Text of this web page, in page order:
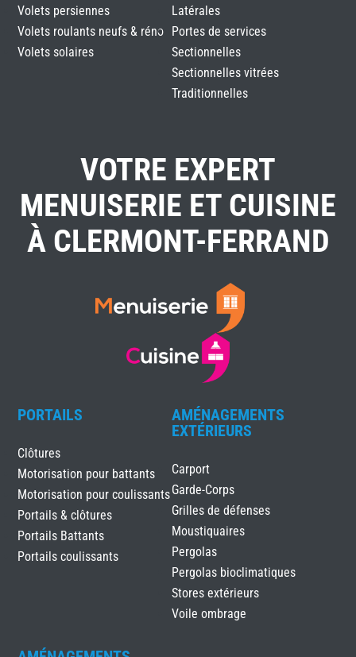
Volets persiennes
Volets roulants neufs & réno
Volets solaires
Latérales
Portes de services
Sectionnelles
Sectionnelles vitrées
Traditionnelles
VOTRE EXPERT
MENUISERIE ET CUISINE
À CLERMONT-FERRAND
PORTAILS
Clôtures
Motorisation pour battants
Motorisation pour coulissants
Portails & clôtures
Portails Battants
Portails coulissants
AMÉNAGEMENTS
EXTÉRIEURS
Carport
Garde-Corps
Grilles de défenses
Moustiquaires
Pergolas
Pergolas bioclimatiques
Stores extérieurs
Voile ombrage